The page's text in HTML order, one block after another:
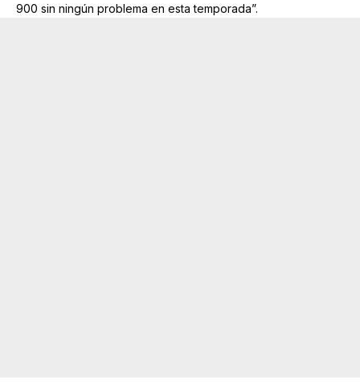
900 sin ningún problema en esta temporada”.